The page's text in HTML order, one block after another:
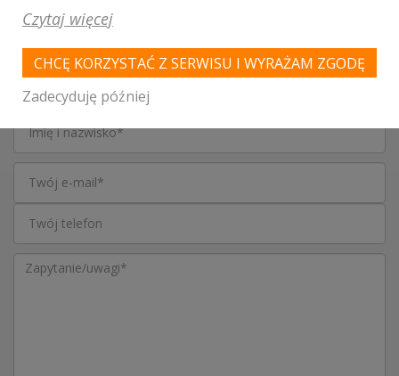
SKONTAKTUJ SIĘ Z LOKALEM,
OTRZYMASZ WYJĄTKOWĄ OFERTĘ
Czytaj więcej
CHCĘ KORZYSTAĆ Z SERWISU I WYRAŻAM ZGODĘ
Zadecyduję później